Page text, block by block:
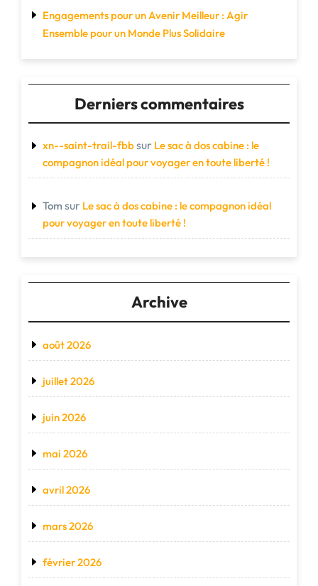
Engagements pour un Avenir Meilleur : Agir
Ensemble pour un Monde Plus Solidaire
Derniers commentaires
xn--saint-trail-fbbsur Le sac à dos cabine : le
compagnon idéal pour voyager en toute liberté !
Tom sur Le sac à dos cabine : le compagnon idéal
pour voyager en toute liberté !
Archive
août 2026
juillet 2026
juin 2026
mai 2026
avril 2026
mars 2026
février 2026